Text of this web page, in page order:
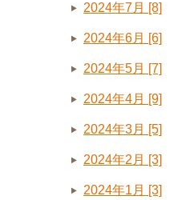
2024年7月 [8]
2024年6月 [6]
2024年5月 [7]
2024年4月 [9]
2024年3月 [5]
2024年2月 [3]
2024年1月 [3]